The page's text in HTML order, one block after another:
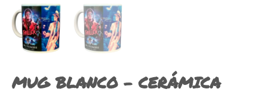
MUG BLANCO – CERÁMICA